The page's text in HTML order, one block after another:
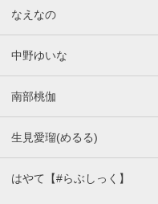
なえなの
中野ゆいな
南部桃伽
生見愛瑠(めるる)
はやて【#らぶしっく】